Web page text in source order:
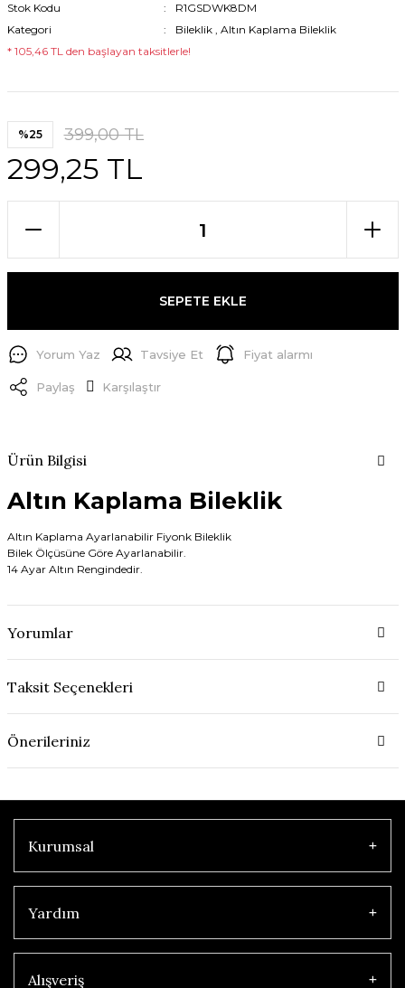
Stok Kodu
R1GSDWK8DM
Kategori
Bileklik , Altın Kaplama Bileklik
* 105,46 TL den başlayan taksitlerle!
%25 399,00 TL
299,25 TL
SEPETE EKLE
Yorum Yaz Tavsiye Et Fiyat alarmı
Paylaş Karşılaştır
Ürün Bilgisi
Altın Kaplama Bileklik
Altın Kaplama Ayarlanabilir Fiyonk Bileklik
Bilek Ölçüsüne Göre Ayarlanabilir.
14 Ayar Altın Rengindedir.
Yorumlar
Taksit Seçenekleri
Önerileriniz
Kurumsal
Yardım
Alışveriş